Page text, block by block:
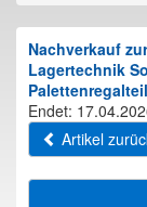
Nachverkauf
Lagertechnik
Endet:
Artikel